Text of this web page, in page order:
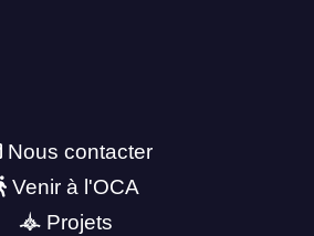
Nous contacter
Venir à l'OCA
Projets